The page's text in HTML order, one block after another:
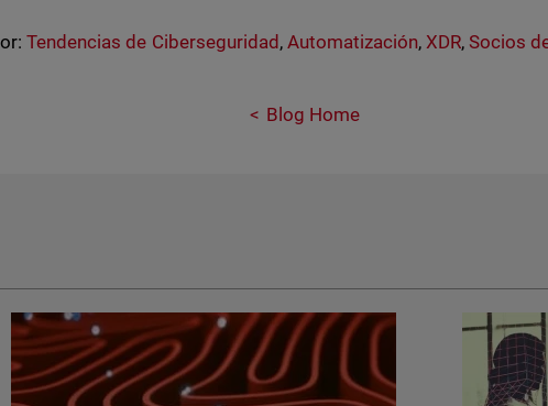
Tendencias de Ciberseguridad , Automatización,XDR,Socios
Blog Home